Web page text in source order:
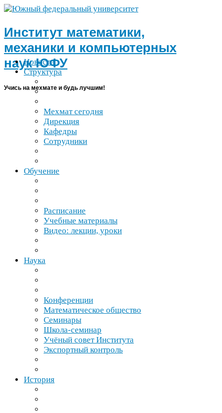
Институт математики,
механики и компьютерных
наукЮФУ
Учись на мехмате и будь лучшим!
Новости
Структура
Мехмат сегодня
Дирекция
Кафедры
Сотрудники
Обучение
Расписание
Учебные материалы
Видео: лекции, уроки
Наука
Конференции
Математическое общество
Семинары
Школа-​семинар
Учёный совет Института
Экспортный контроль
История